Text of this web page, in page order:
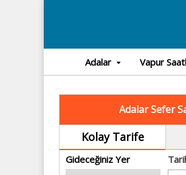
Adalar Vapur
Adalar Sefer
Kolay Tarife
Gideceğiniz Yer